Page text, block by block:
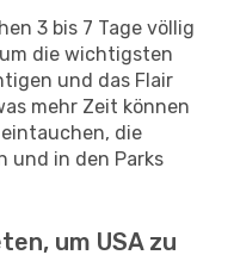
3 bis 7 Tage völlig
die wichtigsten
und das Flair
mehr Zeit können
die
und in den Parks
um USA zu